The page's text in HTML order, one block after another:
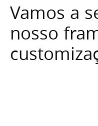
Vamos a
nosso